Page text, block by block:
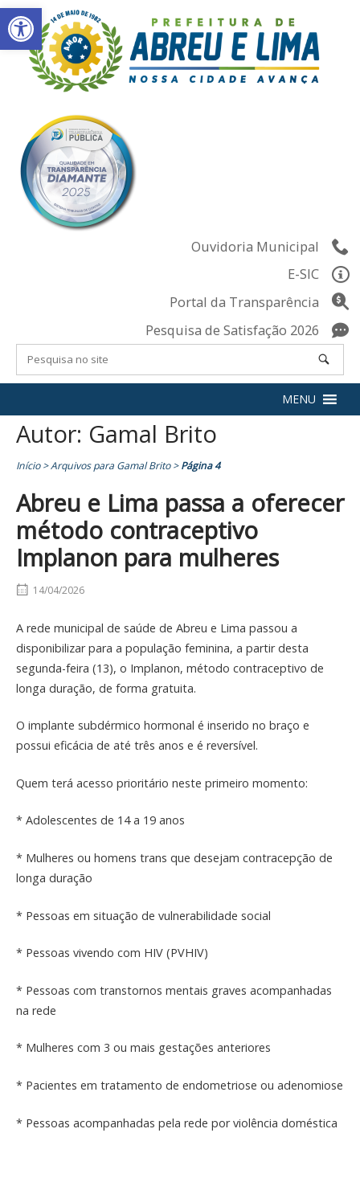
Abrir a barra de ferramentas
Skip
to
content
Ouvidoria Municipal
E-SIC
Portal da Transparência
Pesquisa de Satisfação 2026
MENU
Autor: Gamal Brito
Início>Arquivos para Gamal Brito>Página 4
Abreu e Lima passa a oferecer
método contraceptivo
Implanon para mulheres
14/04/2026
A rede municipal de saúde de Abreu e Lima passou a
disponibilizar para a população feminina, a partir desta
segunda-feira (13), o Implanon, método contraceptivo de
longa duração, de forma gratuita.
O implante subdérmico hormonal é inserido no braço e
possui eficácia de até três anos e é reversível.
Quem terá acesso prioritário neste primeiro momento:
* Adolescentes de 14 a 19 anos
* Mulheres ou homens trans que desejam contracepção de
longa duração
* Pessoas em situação de vulnerabilidade social
* Pessoas vivendo com HIV (PVHIV)
* Pessoas com transtornos mentais graves acompanhadas
na rede
* Mulheres com 3 ou mais gestações anteriores
* Pacientes em tratamento de endometriose ou adenomiose
* Pessoas acompanhadas pela rede por violência doméstica